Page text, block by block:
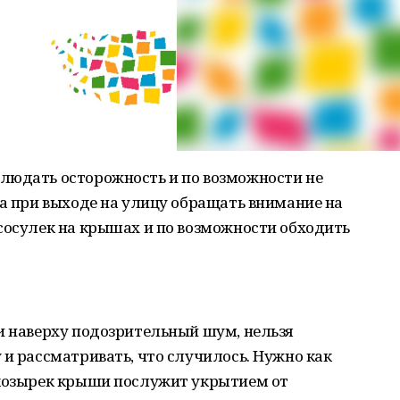
осторожность и по возможности не
при выходе на улицу обращать внимание на
на крышах и по возможности обходить
подозрительный шум, нельзя
рассматривать, что случилось. Нужно как
крыши послужит укрытием от